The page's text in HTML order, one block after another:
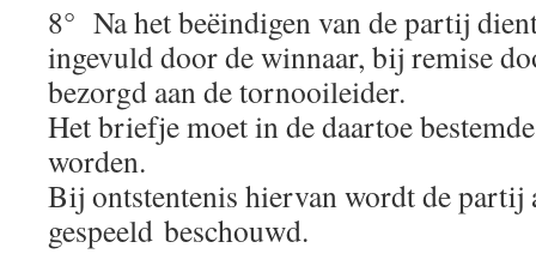
8° Na het beëindigen van de partij
ingevuld door de winnaar, bij remise
bezorgd aan de tornooileider.
Het briefje moet in de daartoe
worden.
Bij ontstentenis hiervan wordt de
gespeeld beschouwd.